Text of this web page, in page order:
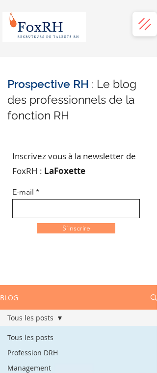
Prospective RH : Le blog
des professionnels de la
fonction RH
Inscrivez vous à la newsletter de
FoxRH : LaFoxette
E-mail
S'inscrire
BLOG
Tous les posts
Profession DRH
Management
Tous les posts